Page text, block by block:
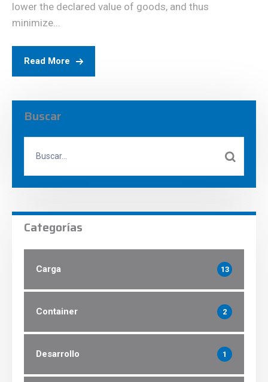
lower the declared value of goods, and thus
minimize...
Read More
Buscar
Categorías
Carga 13
Container 2
Desarrollo 1